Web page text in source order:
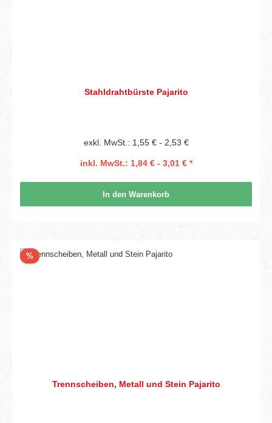
Stahldrahtbürste Pajarito
exkl. MwSt.: 1,55 € - 2,53 €
inkl. MwSt.: 1,84 € - 3,01 € *
In den Warenkorb
%Rabatt
Trennscheiben, Metall und Stein Pajarito